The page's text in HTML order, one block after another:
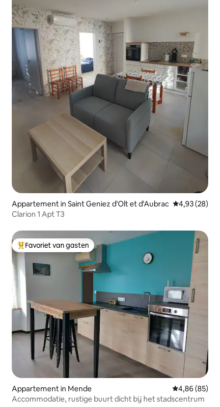
Appartement in Saint Geniez d'Olt et d'Aubrac Gemiddelde
4,93 (28)
Clarion 1 Apt T3
Topfavoriet van gasten
Favoriet van gasten
Appartement in Mende Gemiddelde
4,86 (85)
Accommodatie, rustige buurt dicht bij het stadscentrum